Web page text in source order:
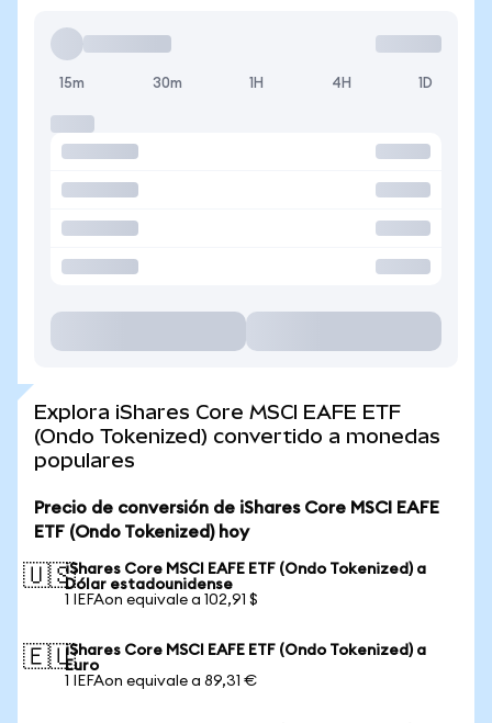
15m 30m 1H 4H 1D
Explora iShares Core MSCI EAFE ETF
(Ondo Tokenized) convertido a monedas
populares
Precio de conversión de iShares Core MSCI EAFE
ETF (Ondo Tokenized) hoy
🇺🇸iShares Core MSCI EAFE ETF (Ondo Tokenized) a
Dólar estadounidense
1 IEFAon equivale a 102,91 $
🇪🇺iShares Core MSCI EAFE ETF (Ondo Tokenized) a
Euro
1 IEFAon equivale a 89,31 €